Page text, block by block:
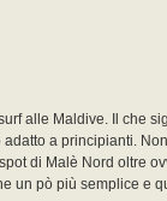
alle Maldive. Il che
a principianti.
di Malè Nord oltre
un pò più semplice e